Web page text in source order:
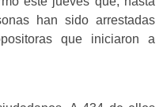
han sido arrestadas
que iniciaron a